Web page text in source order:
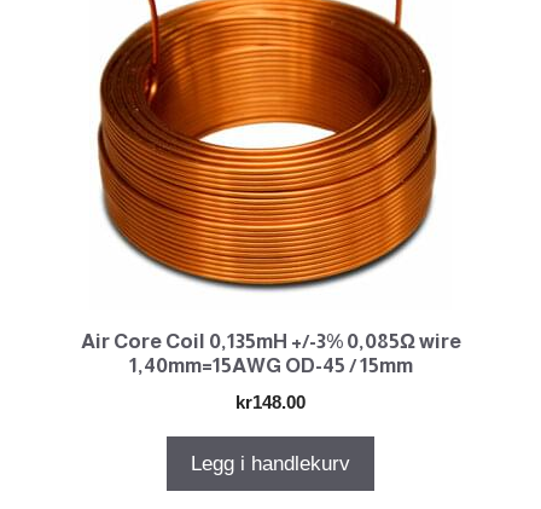
Air Core Coil 0,135mH +/-3% 0,085Ω wire
1,40mm=15AWG OD-45 / 15mm
kr148.00
Legg i handlekurv